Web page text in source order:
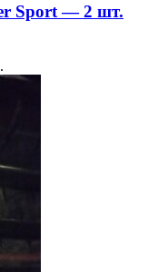
Sport — 2 шт.